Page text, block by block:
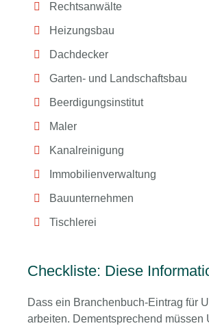
Rechtsanwälte
Heizungsbau
Dachdecker
Garten- und Landschaftsbau
Beerdigungsinstitut
Maler
Kanalreinigung
Immobilienverwaltung
Bauunternehmen
Tischlerei
Checkliste: Diese
Dass ein Branchenbuch-Eintrag für
arbeiten. Dementsprechend